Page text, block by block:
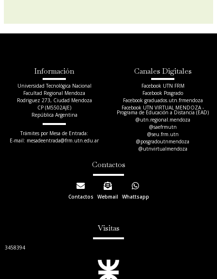
Información
Universidad Tecnológica Nacional
Facultad Regional Mendoza
Rodriguez 273, Ciudad Mendoza
CP (M5502AJE)
República Argentina
Trámites por Mesa de Entrada:
E-mail: mesadeentrada@frm.utn.edu.ar​
Canales Digitales
Facebook UTN FRM
Facebook Posgrado
Facebook graduados.utn.frmendoza
Facebook UTN VIRTUAL MENDOZA -
Programa de Educación a Distancia (EAD)
@utn.regional.mendoza
@saefrmutn
@seu.frm.utn
@posgradoutnmendoza
@utnvirtualmendoza
Contactos
Contactos Webmail Whattsapp
Visitas
3458394